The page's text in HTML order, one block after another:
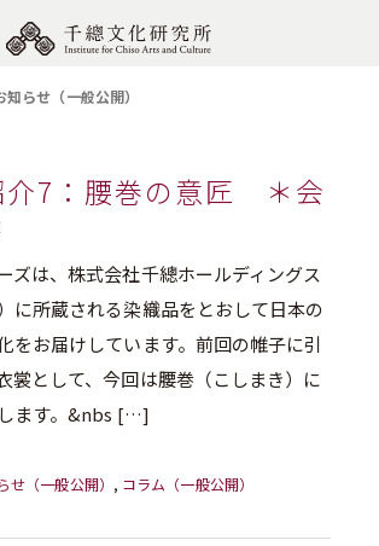
知らせ（一般公開）
介7：腰巻の意匠 ＊会
ズは、株式会社千總ホールディングス
に所蔵される染織品をとおして日本の
をお届けしています。前回の帷子に引
裳として、今回は腰巻（こしまき）に
ます。&nbs […]
せ（一般公開） , コラム（一般公開）